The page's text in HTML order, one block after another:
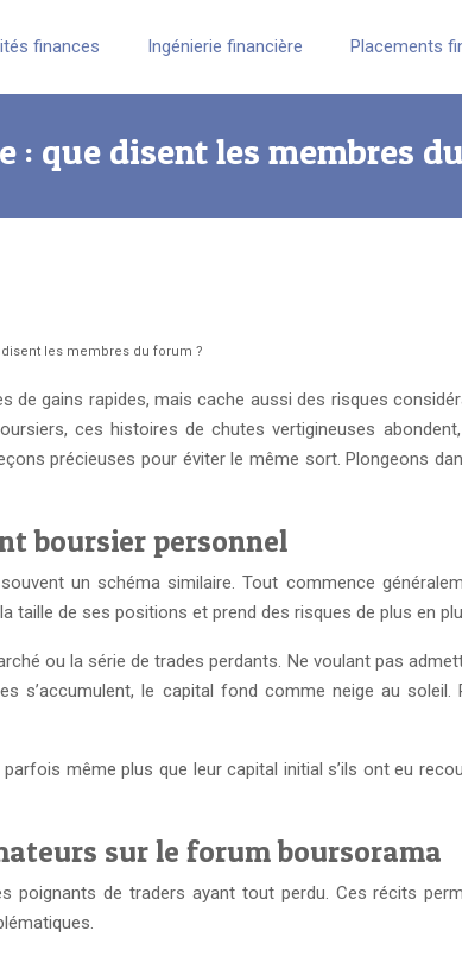
finances Ingénierie financière Placements
: que disent les membres
les membres du forum ?
de gains rapides, mais cache aussi des risques
ces histoires de chutes vertigineuses
précieuses pour éviter le même sort. Plongeons
boursier personnel
un schéma similaire. Tout commence
taille de ses positions et prend des risques de plus en
ou la série de trades perdants. Ne voulant pas
s’accumulent, le capital fond comme neige au
même plus que leur capital initial s’ils ont eu
sur le forum boursorama
poignants de traders ayant tout perdu. Ces récits